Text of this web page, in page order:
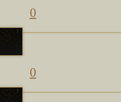
0
0